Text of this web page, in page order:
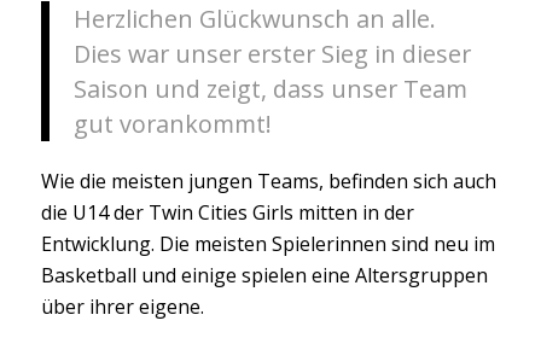
Herzlichen Glückwunsch an alle.
Dies war unser erster Sieg in dieser
Saison und zeigt, dass unser Team
gut vorankommt!
Wie die meisten jungen Teams, befinden sich auch
die U14 der Twin Cities Girls mitten in der
Entwicklung. Die meisten Spielerinnen sind neu im
Basketball und einige spielen eine Altersgruppen
über ihrer eigene.